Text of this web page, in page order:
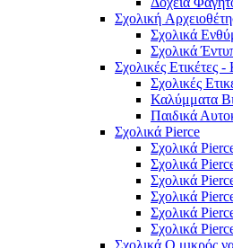
Σχολική
Σχολικά
Σχολικά
Σχολικές Ετικέτες
Σχολικές
Καλύμματα
Παιδικά
Σχολικά Pierce
Σχολικά
Σχολικά
Σχολικά
Σχολικά
Σχολικά
Σχολικά